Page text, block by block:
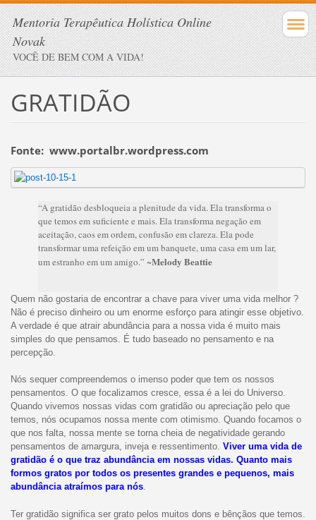
Mentoria Terapêutica Holística Online
Novak
VOCÊ DE BEM COM A VIDA!
GRATIDÃO
Fonte: www.portalbr.wordpress.com
“A gratidão desbloqueia a plenitude da vida. Ela transforma o
que temos em suficiente e mais. Ela transforma negação em
aceitação, caos em ordem, confusão em clareza. Ela pode
transformar uma refeição em um banquete, uma casa em um lar,
um estranho em um amigo.” ~Melody Beattie
Quem não gostaria de encontrar a chave para viver uma vida melhor ?
Não é preciso dinheiro ou um enorme esforço para atingir esse objetivo.
A verdade é que atrair abundância para a nossa vida é muito mais
simples do que pensamos. É tudo baseado no pensamento e na
percepção.
Nós sequer compreendemos o imenso poder que tem os nossos
pensamentos. O que focalizamos cresce, essa é a lei do Universo.
Quando vivemos nossas vidas com gratidão ou apreciação pelo que
temos, nós ocupamos nossa mente com otimismo. Quando focamos o
que nos falta, nossa mente se torna cheia de negatividade gerando
pensamentos de amargura, inveja e ressentimento. Viver uma vida de
gratidão é o que traz abundância em nossas vidas. Quanto mais
formos gratos por todos os presentes grandes e pequenos, mais
abundância atraímos para nós.
Ter gratidão significa ser grato pelos muitos dons e bênçãos que temos.